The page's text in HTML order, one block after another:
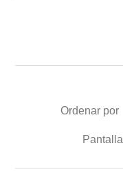
Ordenar por
Pantalla